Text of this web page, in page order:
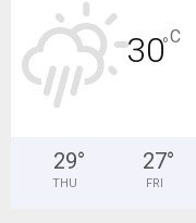
30°C
29°
THU
27°
FRI